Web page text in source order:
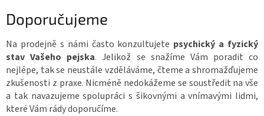
Doporučujeme
Na prodejně s námi často konzultujete psychický a fyzický
stav Vašeho pejska. Jelikož se snažíme Vám poradit co
nejlépe, tak se neustále vzděláváme, čteme a shromažďujeme
zkušenosti z praxe. Nicméně nedokážeme se soustředit na vše
a tak navazujeme spolupráci s šikovnými a vnímavými lidmi,
které Vám rády doporučíme.